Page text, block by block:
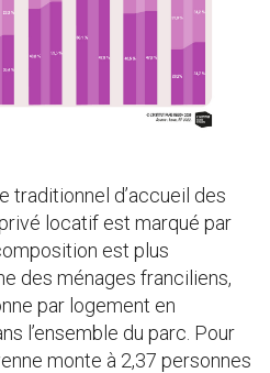
traditionnel d’accueil des
locatif est marqué par
est plus
des ménages franciliens,
par logement en
l’ensemble du parc. Pour
monte à 2,37 personnes